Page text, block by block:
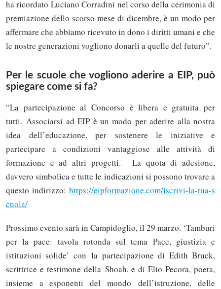
ha ricordato Luciano Corradini nel corso della cerimonia di
premiazione dello scorso mese di dicembre, è un modo per
affermare che abbiamo ricevuto in dono i diritti umani e che
le nostre generazioni vogliono donarli a quelle del futuro”.
Per le scuole che vogliono aderire a EIP, può
spiegare come si fa?
“La partecipazione al Concorso è libera e gratuita per
tutti. Associarsi ad EIP è un modo per aderire alla nostra
idea dell’educazione, per sostenere le iniziative e
partecipare a condizioni vantaggiose alle attività di
formazione e ad altri progetti. La quota di adesione,
davvero simbolica e tutte le indicazioni si possono trovare a
questo indirizzo: https://eipformazione.com/iscrivi-la-tua-s
cuola/
Prossimo evento sarà in Campidoglio, il 29 marzo. ‘Tamburi
per la pace: tavola rotonda sul tema Pace, giustizia e
istituzioni solide’ con la partecipazione di Edith Bruck,
scrittrice e testimone della Shoah, e di Elio Pecora, poeta,
insieme a esponenti del mondo dell’istruzione, delle